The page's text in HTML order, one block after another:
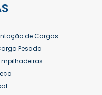
Valor
Preço
de Cargas
Pesada